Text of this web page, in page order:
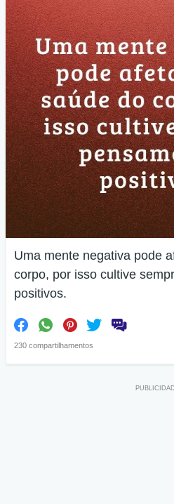
Uma mente negativa pode
corpo, por isso cultive
positivos.
230 compartilhamentos